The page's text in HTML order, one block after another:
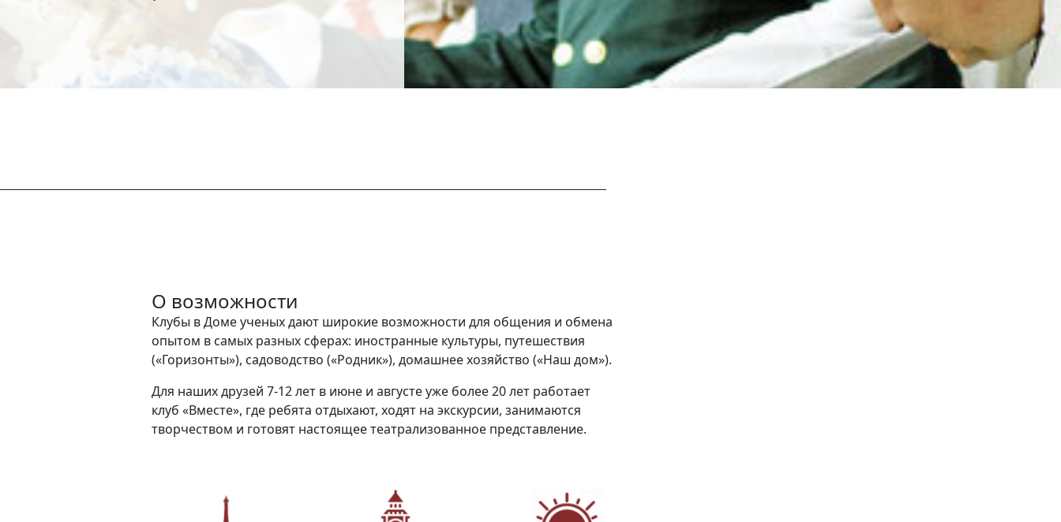
О возможности
Клубы в Доме ученых дают широкие возможности для общения и обмена
опытом в самых разных сферах: иностранные культуры, путешествия
(«Горизонты»), садоводство («Родник»), домашнее хозяйство («Наш дом»).
Для наших друзей 7-12 лет в июне и августе уже более 20 лет работает
клуб «Вместе», где ребята отдыхают, ходят на экскурсии, занимаются
творчеством и готовят настоящее театрализованное представление.